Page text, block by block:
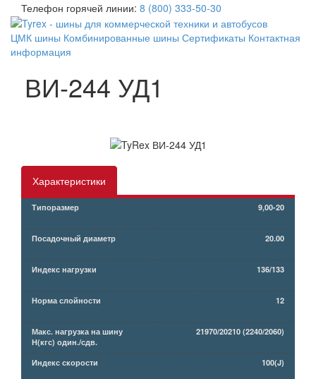
Телефон горячей линии: 8 (800) 333-50-30
ЦМК шины Комбинированные шины Сертификаты Контактная
информация
ВИ-244 УД1
Характеристики
Типоразмер 9,00-20
Посадочный диаметр 20.00
Индекс нагрузки 136/133
Норма слойности 12
Макс. нагрузка на шину
Н(кгс) один./сдв.
21970/20210 (2240/2060)
Индекс скорости 100(J)